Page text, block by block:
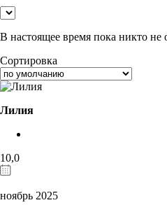
В настоящее время пока никто не
Сортировка
Лилия
10,0
ноябрь 2025